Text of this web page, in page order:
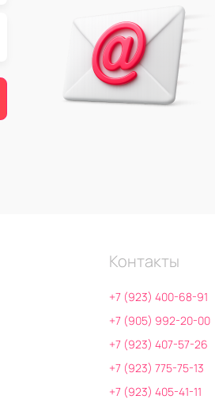
Контакты
+7 (923) 400-68-91
+7 (905) 992-20-00
+7 (923) 407-57-26
+7 (923) 775-75-13
+7 (923) 405-41-11